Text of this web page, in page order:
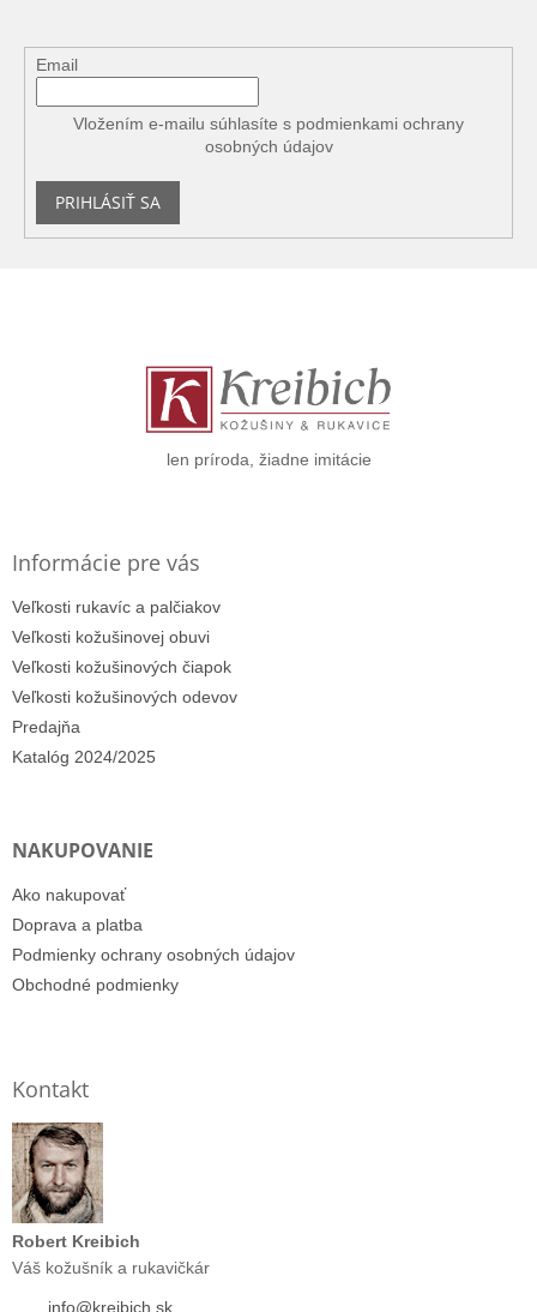
Email
Vložením e-mailu súhlasíte s podmienkami ochrany
osobných údajov
PRIHLÁSIŤ SA
len príroda, žiadne imitácie
Informácie pre vás
Veľkosti rukavíc a palčiakov
Veľkosti kožušinovej obuvi
Veľkosti kožušinových čiapok
Veľkosti kožušinových odevov
Predajňa
Katalóg 2024/2025
NAKUPOVANIE
Ako nakupovať
Doprava a platba
Podmienky ochrany osobných údajov
Obchodné podmienky
Kontakt
Robert Kreibich
Váš kožušník a rukavičkár
info@kreibich.sk